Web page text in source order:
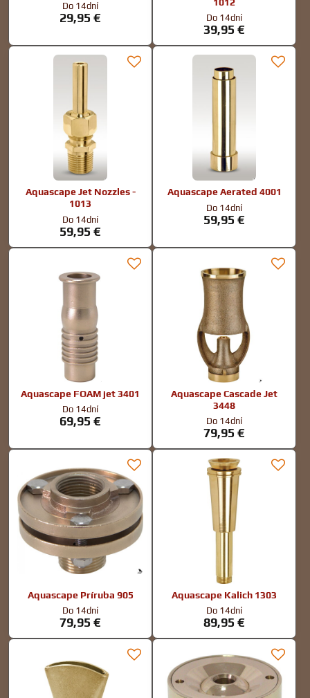
Do 14dní
29,95 € Do 14dní
39,95 €
Aquascape Jet Nozzles -
1013
Do 14dní
59,95 €
Aquascape Aerated 4001
Do 14dní
59,95 €
Aquascape FOAM jet 3401
Do 14dní
69,95 €
Aquascape Cascade Jet
3448
Do 14dní
79,95 €
Aquascape Príruba 905
Do 14dní
79,95 €
Aquascape Kalich 1303
Do 14dní
89,95 €